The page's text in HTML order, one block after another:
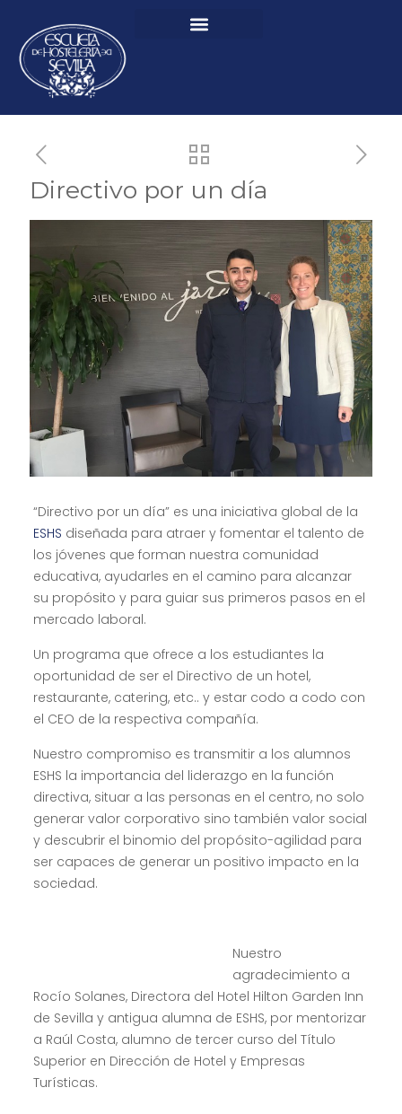
Directivo por un día
“Directivo por un día” es una iniciativa global de la
ESHS diseñada para atraer y fomentar el talento de
los jóvenes que forman nuestra comunidad
educativa, ayudarles en el camino para alcanzar
su propósito y para guiar sus primeros pasos en el
mercado laboral.
Un programa que ofrece a los estudiantes la
oportunidad de ser el Directivo de un hotel,
restaurante, catering, etc.. y estar codo a codo con
el CEO de la respectiva compañía.
Nuestro compromiso es transmitir a los alumnos
ESHS la importancia del liderazgo en la función
directiva, situar a las personas en el centro, no solo
generar valor corporativo sino también valor social
y descubrir el binomio del propósito-agilidad para
ser capaces de generar un positivo impacto en la
sociedad.
Nuestro
agradecimiento a
Rocío Solanes, Directora del Hotel Hilton Garden Inn
de Sevilla y antigua alumna de ESHS, por mentorizar
a Raúl Costa, alumno de tercer curso del Título
Superior en Dirección de Hotel y Empresas
Turísticas.